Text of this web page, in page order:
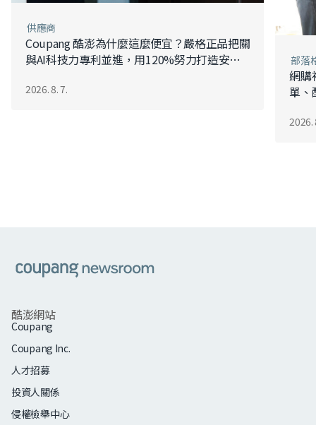
供應商
Coupang 酷澎為什麼這麼便宜？嚴格正品把關
與AI科技​​​​力​​專利並進​​，​​用120%努力打造安心
2026. 8. 7.
部落
網購
單、
2026.
酷澎網站
Coupang
Coupang Inc.
人才招募
投資人關係
侵權檢舉中心